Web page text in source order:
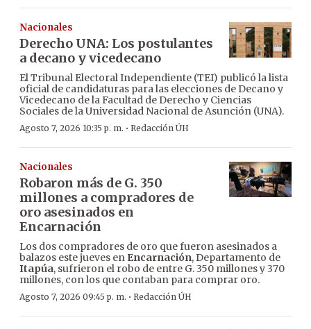
Nacionales
Derecho UNA: Los postulantes
a decano y vicedecano
El Tribunal Electoral Independiente (TEI) publicó la lista
oficial de candidaturas para las elecciones de Decano y
Vicedecano de la Facultad de Derecho y Ciencias
Sociales de la Universidad Nacional de Asunción (UNA).
Agosto 7, 2026 10:35 p. m. · Redacción ÚH
Nacionales
Robaron más de G. 350
millones a compradores de
oro asesinados en
Encarnación
Los dos compradores de oro que fueron asesinados a
balazos este jueves en Encarnación, Departamento de
Itapúa, sufrieron el robo de entre G. 350 millones y 370
millones, con los que contaban para comprar oro.
Agosto 7, 2026 09:45 p. m. · Redacción ÚH